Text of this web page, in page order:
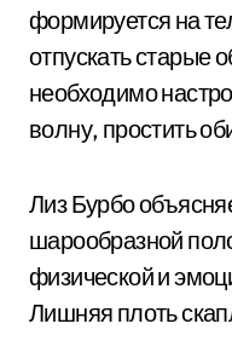
формируется на
отпускать старые
необходимо
волну, простить
Лиз Бурбо
шарообразной
физической и
Лишняя плоть